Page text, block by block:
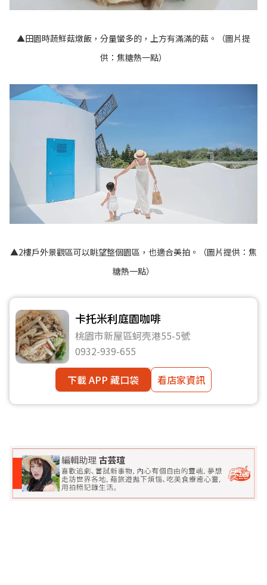
▲田園時蔬鮮菇燉飯，分量蠻多的，上方有滿滿的菇。（圖片提
供：焦糖熱一點）
▲2樓戶外景觀區可以眺望整個園區，也適合美拍。（圖片提供：焦
糖熱一點）
卡托米利庭園咖啡
桃園市新屋區蚵壳港55-5號
0932-939-655
下載 APP 藏口袋
看店家資訊